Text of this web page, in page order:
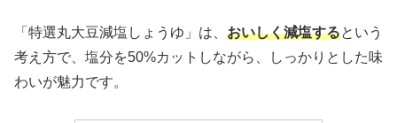
「特選丸大豆減塩しょうゆ」は、 おいしく減塩するという
考え方で、塩分を50%カットしながら、しっかりとした味
わいが魅力です。